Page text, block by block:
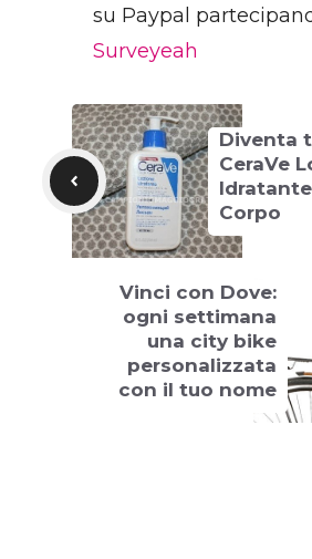
su Paypal
Surveyeah
Diventa
CeraVe
Corpo
Vinci con Dove:
ogni settimana
una city bike
personalizzata
con il tuo nome